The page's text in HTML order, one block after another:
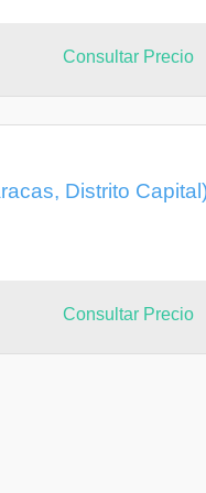
Consultar Precio
Distrito
Consultar Precio